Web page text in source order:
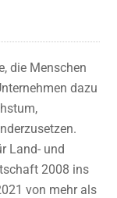
die Menschen
dazu
Land- und
2008 ins
von mehr als